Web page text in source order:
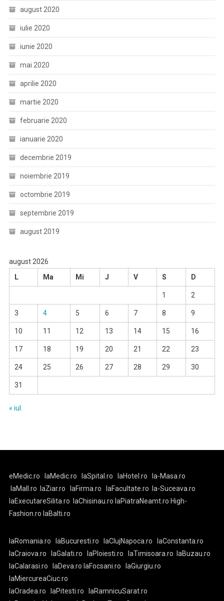
august 2020
iulie 2020
iunie 2020
mai 2020
aprilie 2020
martie 2020
februarie 2020
ianuarie 2020
decembrie 2019
noiembrie 2019
octombrie 2019
septembrie 2019
august 2019
august 2026
L
Ma Mi J V S D
1 2
3 4 5 6 7 8 9
10 11 12 13 14 15 16
17 18 19 20 21 22 23
24 25 26 27 28 29 30
31
« iul.
eMedic.ro laMedic.ro laSpital.ro laHotel.ro
la-Masa.ro
laMall.ro
laZiar.ro laFirma.ro laFacultate.ro
la-Suceava.ro
laExecutareSilita.ro
laChisinau.ro laPiatraNeamt.ro High-
Fashion.ro laBalti.ro
laRomania.ro laBucuresti.ro laClujNapoca.ro
laConstanta.ro
laCraiova.ro
laGalati.ro laPloiesti.ro laTimisoara.ro
laBuzau.ro
laCalarasi.ro
laDeva.ro laFocsani.ro
laGiurgiu.ro
laMiercureaCiuc.ro
laOradea.ro
laPitesti.ro
laRamnicuSarat.ro